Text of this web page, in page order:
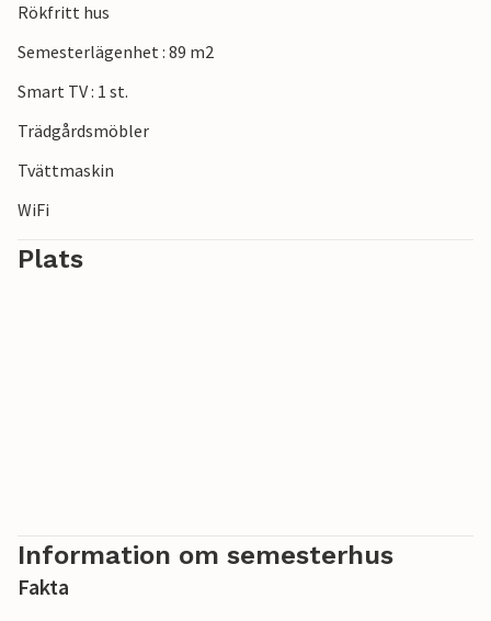
Rökfritt hus
Semesterlägenhet : 89 m2
Smart TV : 1 st.
Trädgårdsmöbler
Tvättmaskin
WiFi
Plats
Information om semesterhus
Fakta